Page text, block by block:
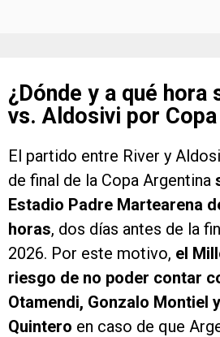
¿Dónde y a qué hora
vs. Aldosivi por
El partido entre River y
de final de la Copa Argentina
Estadio Padre Martearena
horas, dos días antes de la
2026. Por este motivo, el
riesgo de no poder contar
Otamendi, Gonzalo Montiel
Quintero en caso de que